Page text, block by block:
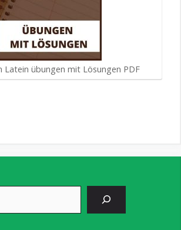
Latein übungen mit Lösungen PDF